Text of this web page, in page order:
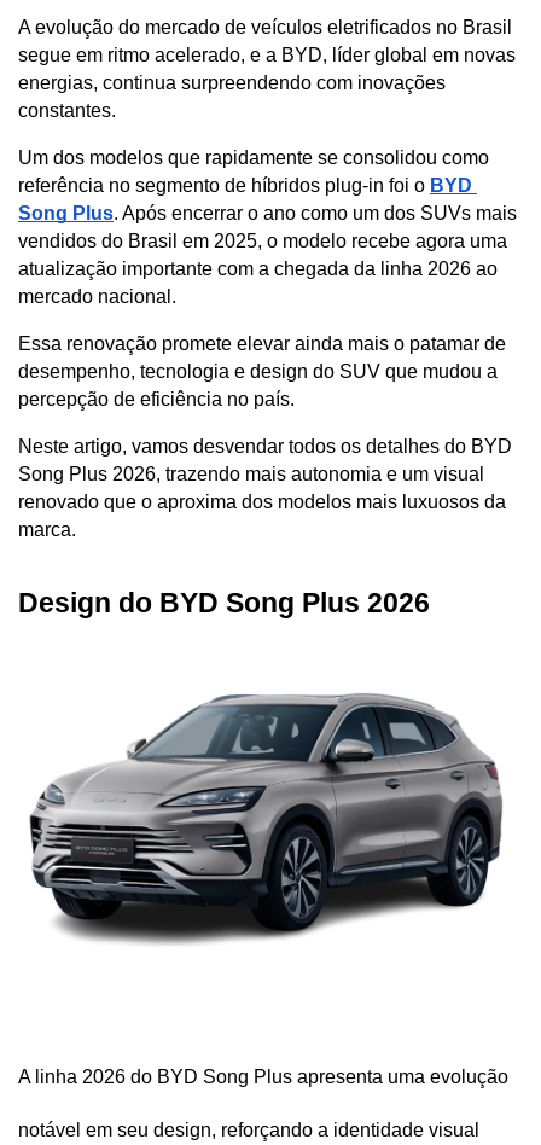
A evolução do mercado de veículos eletrificados no Brasil
segue em ritmo acelerado, e a BYD, líder global em novas
energias, continua surpreendendo com inovações
constantes.
Um dos modelos que rapidamente se consolidou como
referência no segmento de híbridos plug-in foi o BYD
Song Plus. Após encerrar o ano como um dos SUVs mais
vendidos do Brasil em 2025, o modelo recebe agora uma
atualização importante com a chegada da linha 2026 ao
mercado nacional.
Essa renovação promete elevar ainda mais o patamar de
desempenho, tecnologia e design do SUV que mudou a
percepção de eficiência no país.
Neste artigo, vamos desvendar todos os detalhes do BYD
Song Plus 2026, trazendo mais autonomia e um visual
renovado que o aproxima dos modelos mais luxuosos da
marca.
Design do BYD Song Plus 2026
A linha 2026 do BYD Song Plus apresenta uma evolução
notável em seu design, reforçando a identidade visual